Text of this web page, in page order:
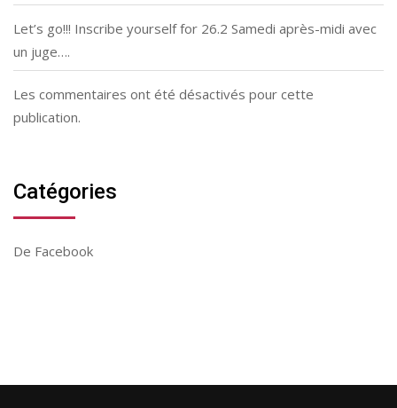
Let’s go!!! Inscribe yourself for 26.2 Samedi après-midi avec
un juge….
Les commentaires ont été désactivés pour cette
publication.
Catégories
De Facebook